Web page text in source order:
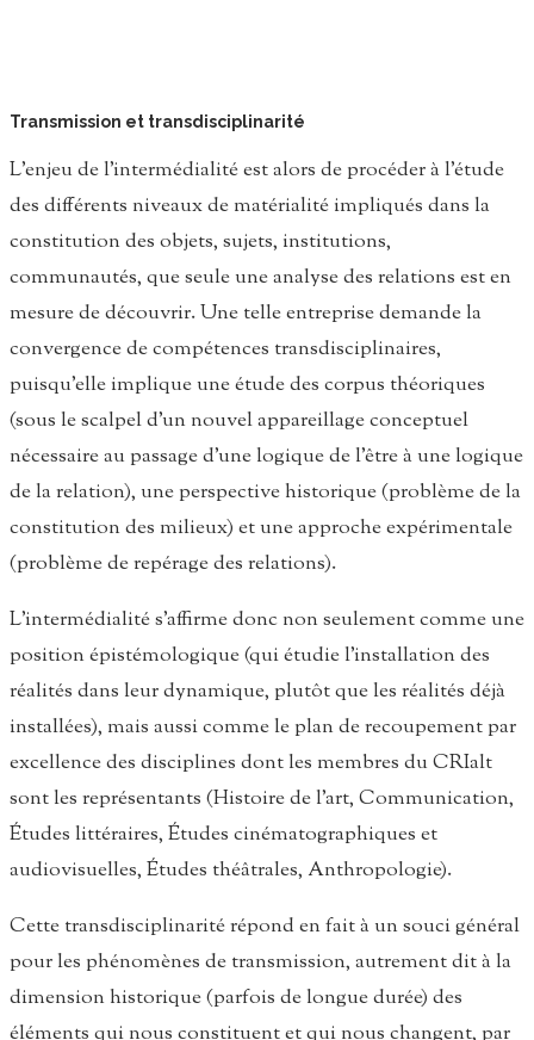
Transmission et transdisciplinarité
L’enjeu de l’intermédialité est alors de procéder à l’étude
des différents niveaux de matérialité impliqués dans la
constitution des objets, sujets, institutions,
communautés, que seule une analyse des relations est en
mesure de découvrir. Une telle entreprise demande la
convergence de compétences transdisciplinaires,
puisqu’elle implique une étude des corpus théoriques
(sous le scalpel d’un nouvel appareillage conceptuel
nécessaire au passage d’une logique de l’être à une logique
de la relation), une perspective historique (problème de la
constitution des milieux) et une approche expérimentale
(problème de repérage des relations).
L’intermédialité s’affirme donc non seulement comme une
position épistémologique (qui étudie l’installation des
réalités dans leur dynamique, plutôt que les réalités déjà
installées), mais aussi comme le plan de recoupement par
excellence des disciplines dont les membres du CRIalt
sont les représentants (Histoire de l’art, Communication,
Études littéraires, Études cinématographiques et
audiovisuelles, Études théâtrales, Anthropologie).
Cette transdisciplinarité répond en fait à un souci général
pour les phénomènes de transmission, autrement dit à la
dimension historique (parfois de longue durée) des
éléments qui nous constituent et qui nous changent, par